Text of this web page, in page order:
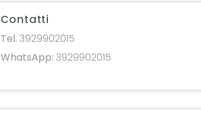
Contatti
Tel. 3929902015
WhatsApp: 3929902015